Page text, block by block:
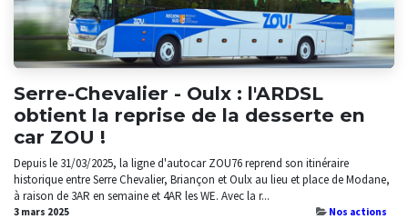
Serre-Chevalier - Oulx : l'ARDSL
obtient la reprise de la desserte en
car ZOU !
Depuis le 31/03/2025, la ligne d'autocar ZOU76 reprend son itinéraire
historique entre Serre Chevalier, Briançon et Oulx au lieu et place de Modane,
à raison de 3AR en semaine et 4AR les WE. Avec la r...
3 mars 2025 Nos actions